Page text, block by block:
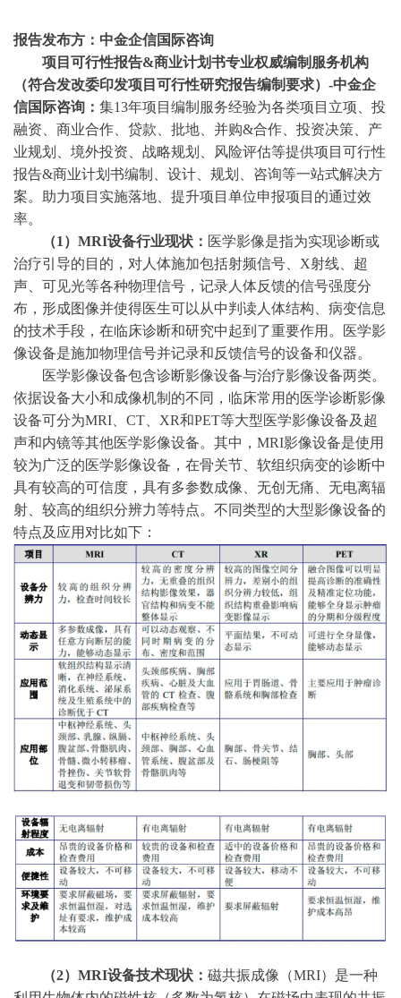
报告发布方：中金企信国际咨询
项目可行性报告&商业计划书专业权威编制服务机构
（符合发改委印发项目可行性研究报告编制要求）-中金企
信国际咨询： 集13年项目编制服务经验为各类项目立项、投
融资、商业合作、贷款、批地、并购&合作、投资决策、产
业规划、境外投资、战略规划、风险评估等提供项目可行性
报告&商业计划书编制、设计、规划、咨询等一站式解决方
案。助力项目实施落地、提升项目单位申报项目的通过效
率。
（1）MRI设备行业现状： 医学影像是指为实现诊断或
治疗引导的目的，对人体施加包括射频信号、 X射线、超
声、可见光等各种物理信号，记录人体反馈的信号强度分
布，形成图像并使得医生可以从中判读人体结构、病变信息
的技术手段，在临床诊断和研究中起到了重要作用。医学影
像设备是施加物理信号并记录和反馈信号的设备和仪器。
医学影像设备包含诊断影像设备与治疗影像设备两类。
依据设备大小和成像机制的不同，临床常用的医学诊断影像
设备可分为MRI、CT、XR和PET等大型医学影像设备及超
声和内镜等其他医学影像设备。其中，MRI影像设备是使用
较为广泛的医学影像设备，在骨关节、软组织病变的诊断中
具有较高的可信度，具有多参数成像、无创无痛、无电离辐
射、较高的组织分辨力等特点。不同类型的大型影像设备的
特点及应用对比如下：
（2）MRI设备技术现状： 磁共振成像（MRI）是一种